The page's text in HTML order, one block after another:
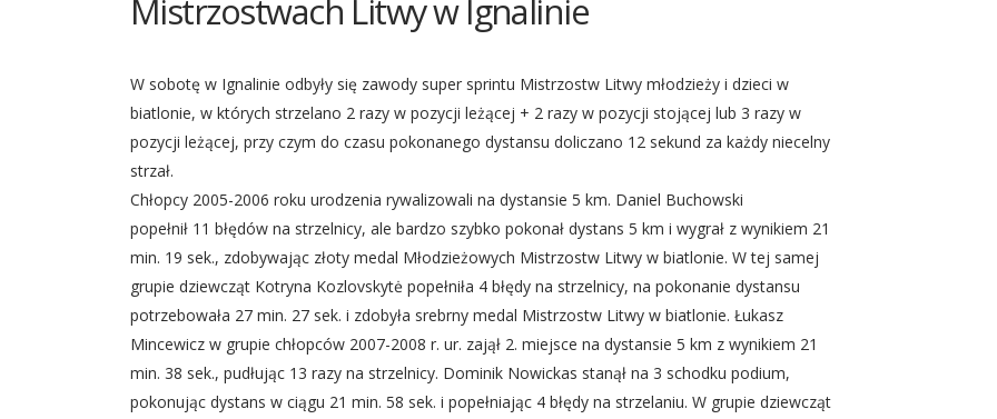
Mistrzostwach Litwy w Ignalinie
W sobotę w Ignalinie odbyły się zawody super sprintu Mistrzostw Litwy młodzieży i dzieci w
biatlonie, w których strzelano 2 razy w pozycji leżącej + 2 razy w pozycji stojącej lub 3 razy w
pozycji leżącej, przy czym do czasu pokonanego dystansu doliczano 12 sekund za każdy niecelny
strzał.
Chłopcy 2005-2006 roku urodzenia rywalizowali na dystansie 5 km. Daniel Buchowski
popełnił 11 błędów na strzelnicy, ale bardzo szybko pokonał dystans 5 km i wygrał z wynikiem 21
min. 19 sek., zdobywając złoty medal Młodzieżowych Mistrzostw Litwy w biatlonie. W tej samej
grupie dziewcząt Kotryna Kozlovskytė popełniła 4 błędy na strzelnicy, na pokonanie dystansu
potrzebowała 27 min. 27 sek. i zdobyła srebrny medal Mistrzostw Litwy w biatlonie. Łukasz
Mincewicz w grupie chłopców 2007-2008 r. ur. zajął 2. miejsce na dystansie 5 km z wynikiem 21
min. 38 sek., pudłując 13 razy na strzelnicy. Dominik Nowickas stanął na 3 schodku podium,
pokonując dystans w ciągu 21 min. 58 sek. i popełniając 4 błędy na strzelaniu. W grupie dziewcząt